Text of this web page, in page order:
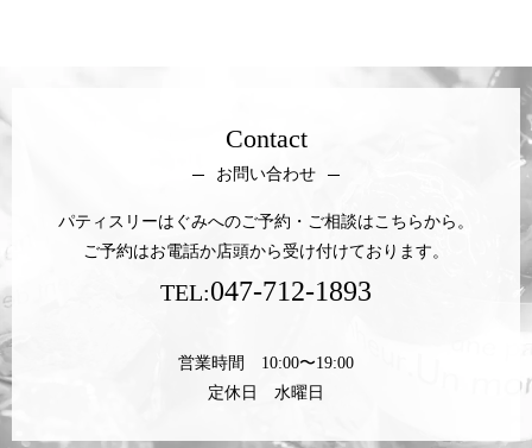
Contact
お問い合わせ
パティスリーはぐみへのご予約・ご相談はこちらから。
ご予約はお電話か店頭から受け付けております。
TEL:047-712-1893
営業時間 10:00〜19:00
定休日 水曜日